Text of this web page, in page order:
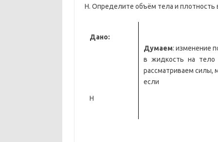
Н. Определите объём тела и плотность
Дано:
Н
Думаем: изменение
в жидкость на
рассматриваем силы,
если